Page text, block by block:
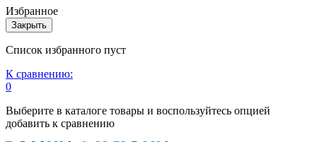
Избранное
Закрыть
Список избранного пуст
К сравнению:
0
Выберите в каталоге товары и воспользуйтесь опцией
добавить к сравнению